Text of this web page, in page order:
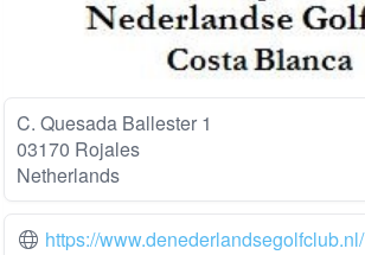
C. Quesada Ballester 1
03170 Rojales
Netherlands
https://www.denederlandsegolfclub.nl/